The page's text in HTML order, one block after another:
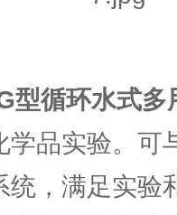
循环水式多
学品实验。可
统，满足实验